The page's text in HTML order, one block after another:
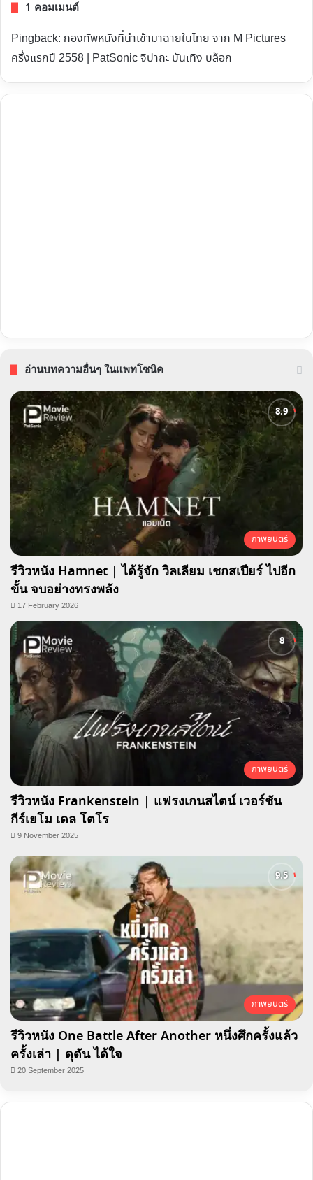
1 คอมเมนต์
Pingback: กองทัพหนังที่นำเข้ามาฉายในไทย จาก M Pictures
ครึ่งแรกปี 2558 | PatSonic จิปาถะ บันเทิง บล็อก
อ่านบทความอื่นๆ ในแพทโซนิค
ภาพยนตร์
รีวิวหนัง Hamnet | ได้รู้จัก วิลเลียม เชกสเปียร์ ไปอีก
ขั้น จบอย่างทรงพลัง
17 February 2026
ภาพยนตร์
รีวิวหนัง Frankenstein | แฟรงเกนสไตน์ เวอร์ชัน
กีร์เยโม เดล โตโร
9 November 2025
ภาพยนตร์
รีวิวหนัง One Battle After Another หนึ่งศึกครั้งแล้ว
ครั้งเล่า | ดุดัน ได้ใจ
20 September 2025